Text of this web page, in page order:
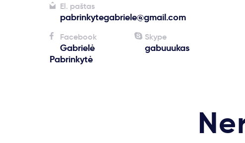
El. paštas
pabrinkytegabriele@gmail.com
Facebook
Gabrielė
Pabrinkytė
Skype
gabuuukas